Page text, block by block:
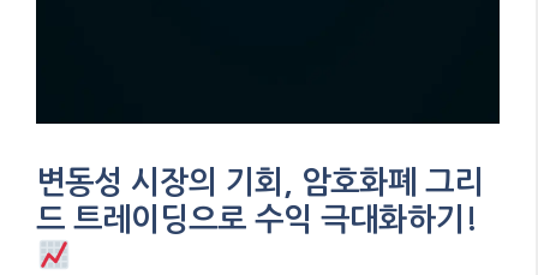
변동성 시장의 기회, 암호화폐 그리
드 트레이딩으로 수익 극대화하기!